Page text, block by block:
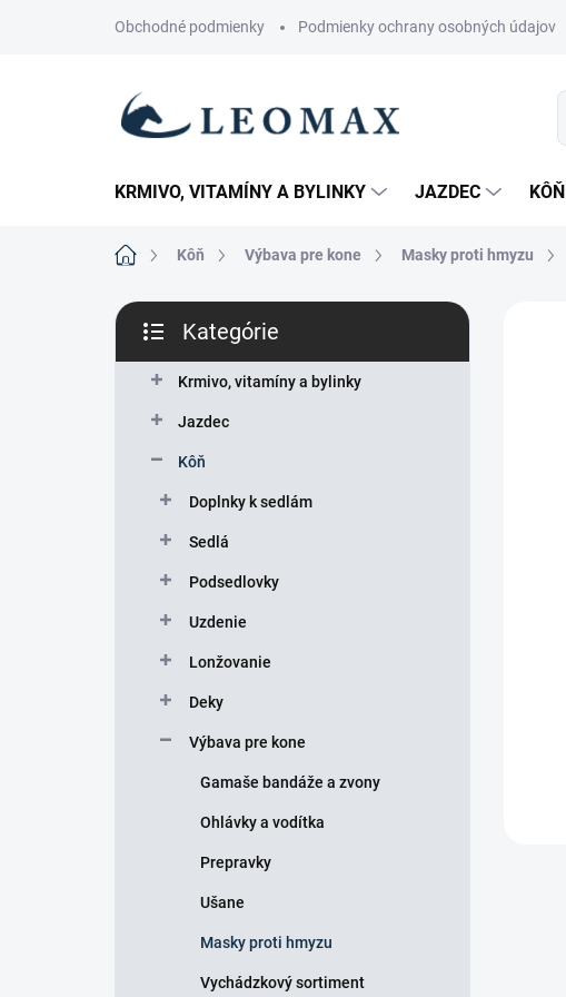
Obchodné podmienky Podmienky ochrany osobných údajov
KRMIVO, VITAMÍNY A BYLINKY JAZDEC KÔŇ
DomovKôň Výbava pre kone Masky proti hmyzu
B
č
kategórie
Kategórie
Krmivo, vitamíny a bylinky
Jazdec
Kôň
Doplnky k sedlám
Sedlá
Podsedlovky
Uzdenie
Lonžovanie
Deky
Výbava pre kone
Gamaše bandáže a zvony
Ohlávky a vodítka
Prepravky
Ušane
Masky proti hmyzu
Vychádzkový sortiment